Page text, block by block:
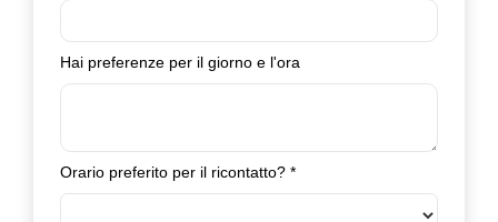
Hai preferenze per il giorno e l'ora
Orario preferito per il ricontatto? *